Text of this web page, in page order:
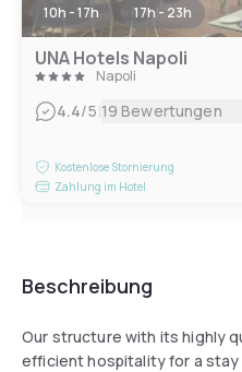
10h - 17h 17h - 23h
UNA Hotels Napoli
Napoli
4.4/5|19 Bewertungen
Kostenlose Stornierung
Zahlung im Hotel
Beschreibung
Our structure with its highly
efficient hospitality for a